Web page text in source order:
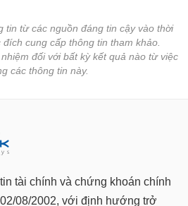
tin từ các nguồn đáng tin cậy vào thời
cung cấp thông tin tham khảo.
đối với bất kỳ kết quả nào từ việc
các thông tin này.
tài chính và chứng khoán chính
08/2002, với định hướng trở